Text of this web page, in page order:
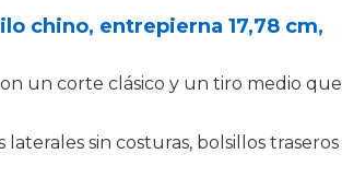
chino, entrepierna 17,78 cm,
un corte clásico y un tiro medio que
sin costuras, bolsillos traseros